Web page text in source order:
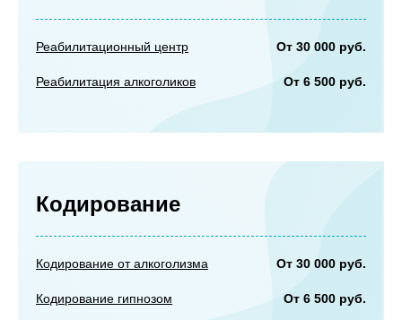
Реабилитационный центр От 30 000 руб.
Реабилитация алкоголиков От 6 500 руб.
Кодирование
Кодирование от алкоголизма От 30 000 руб.
Кодирование гипнозом От 6 500 руб.